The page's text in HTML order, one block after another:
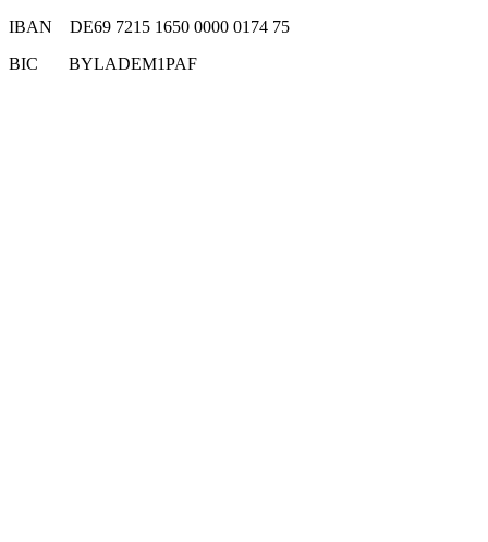
IBAN DE69 7215 1650 0000 0174 75
BIC BYLADEM1PAF